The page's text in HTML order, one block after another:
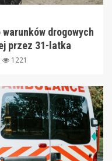
drogowych
przez 31-latka
1221